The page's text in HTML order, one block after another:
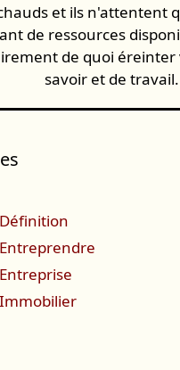
et ils n'attentent
de ressources
de quoi éreinter
savoir et de travail.